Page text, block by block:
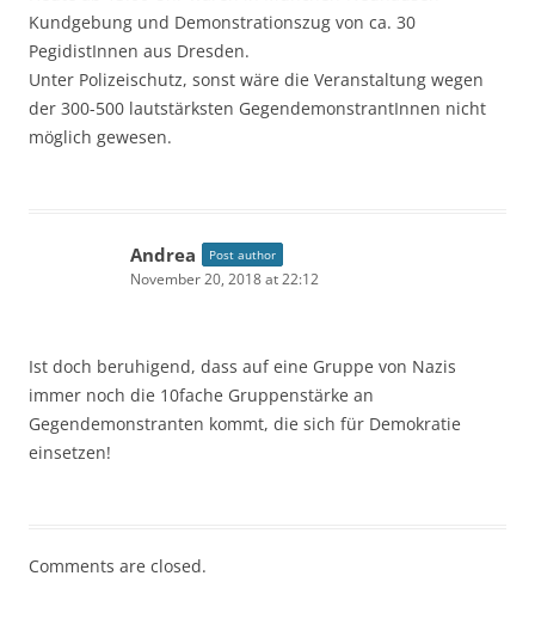
Kundgebung und Demonstrationszug von ca. 30
PegidistInnen aus Dresden.
Unter Polizeischutz, sonst wäre die Veranstaltung wegen
der 300-500 lautstärksten GegendemonstrantInnen nicht
möglich gewesen.
Andrea Post author
November 20, 2018 at 22:12
Ist doch beruhigend, dass auf eine Gruppe von Nazis
immer noch die 10fache Gruppenstärke an
Gegendemonstranten kommt, die sich für Demokratie
einsetzen!
Comments are closed.